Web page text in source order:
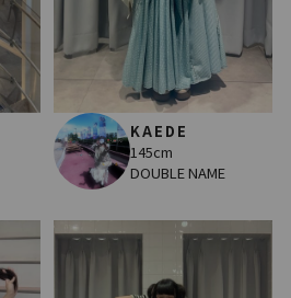
KAEDE
145cm
DOUBLE NAME